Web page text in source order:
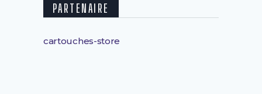
PARTENAIRE
cartouches-store